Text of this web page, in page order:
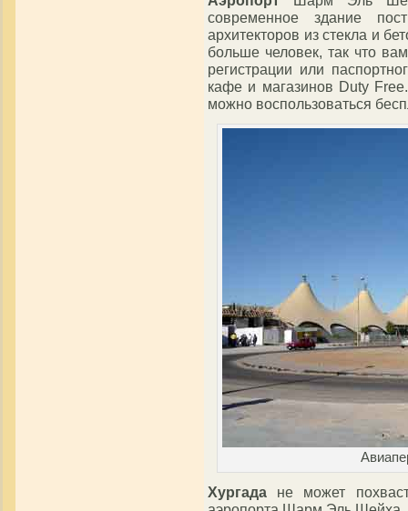
современное здание
архитекторов из стекла и
больше человек, так что
регистрации или
кафе и магазинов Duty
можно воспользоваться
Хургада не может